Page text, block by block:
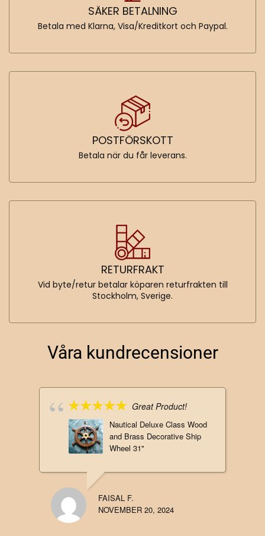
SÄKER BETALNING
Betala med Klarna, Visa/Kreditkort och Paypal.
POSTFÖRSKOTT
Betala när du får leverans.
RETURFRAKT
Vid byte/retur betalar köparen returfrakten till
Stockholm, Sverige.
Våra kundrecensioner
Great Product!
Nautical Deluxe Class Wood
and Brass Decorative Ship
Wheel 31"
FAISAL F.
NOVEMBER 20, 2024